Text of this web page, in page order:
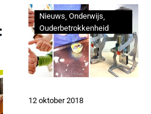
Nieuws Onderwijs
Ouderbetrokkenheid
12 oktober 2018